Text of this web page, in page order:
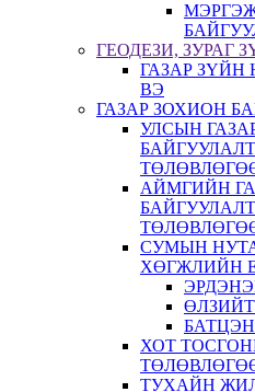
ГЕОДЕЗИ, ЗУРАГ
ГАЗАР ЗҮЙН
ВЭ
ГАЗАР ЗОХИОН
УЛСЫН
АЙМГИЙН
СУМЫН
ХӨГЖЛИЙН
ХОТ
ТУХАЙН